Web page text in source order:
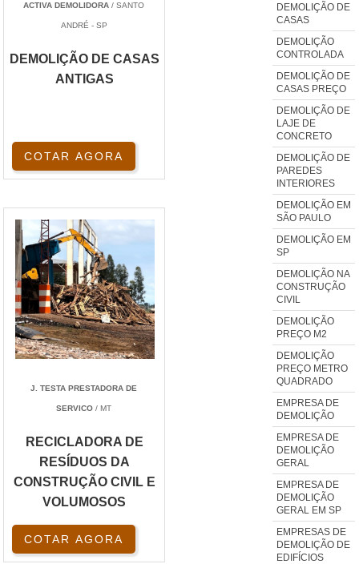
ACTIVA DEMOLIDORA / SANTO
ANDRÉ - SP
DEMOLIÇÃO DE CASAS
ANTIGAS
COTAR AGORA
J. TESTA PRESTADORA DE
SERVICO / MT
RECICLADORA DE
RESÍDUOS DA
CONSTRUÇÃO CIVIL E
VOLUMOSOS
COTAR AGORA
DEMOLIÇÃO DE
CASAS
DEMOLIÇÃO
CONTROLADA
DEMOLIÇÃO DE
CASAS PREÇO
DEMOLIÇÃO DE
LAJE DE
CONCRETO
DEMOLIÇÃO DE
PAREDES
INTERIORES
DEMOLIÇÃO EM
SÃO PAULO
DEMOLIÇÃO EM
SP
DEMOLIÇÃO NA
CONSTRUÇÃO
CIVIL
DEMOLIÇÃO
PREÇO M2
DEMOLIÇÃO
PREÇO METRO
QUADRADO
EMPRESA DE
DEMOLIÇÃO
EMPRESA DE
DEMOLIÇÃO
GERAL
EMPRESA DE
DEMOLIÇÃO
GERAL EM SP
EMPRESAS DE
DEMOLIÇÃO DE
EDIFÍCIOS